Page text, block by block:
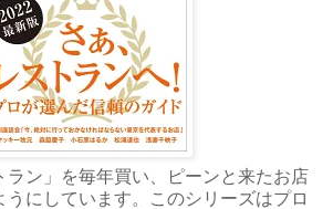
ラン」を毎年買い、ピーンと来たお店
うにしています。このシリーズはプロ